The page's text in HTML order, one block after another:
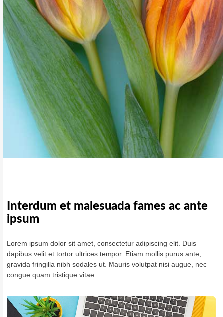
Interdum et malesuada fames ac ante
ipsum
Lorem ipsum dolor sit amet, consectetur adipiscing elit. Duis
dapibus velit et tortor ultrices tempor. Etiam mollis purus ante,
gravida fringilla nibh sodales ut. Mauris volutpat nisi augue, nec
congue quam tristique vitae.